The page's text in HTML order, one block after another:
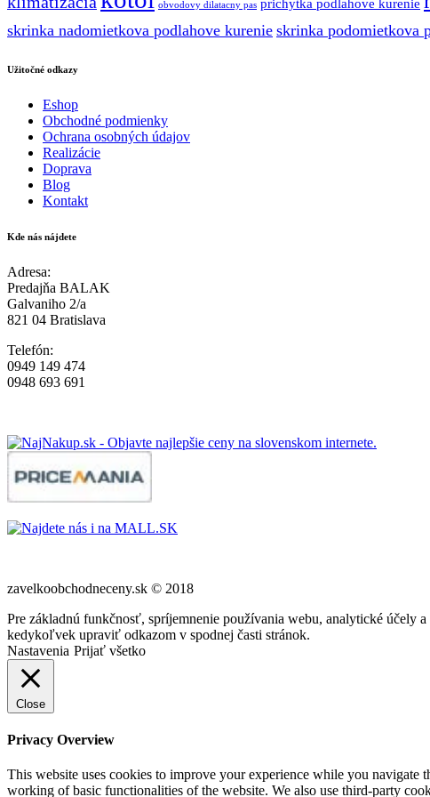
obvodovy dilatacny pas prichytka podlahove kurenie
skrinka nadomietkova podlahove kurenie skrinka podomietkova
Užitočné odkazy
Eshop
Obchodné podmienky
Ochrana osobných údajov
Realizácie
Doprava
Blog
Kontakt
Kde nás nájdete
Adresa:
Predajňa BALAK
Galvaniho 2/a
821 04 Bratislava
Telefón:
0949 149 474
0948 693 691
zavelkoobchodneceny.sk © 2018
Pre základnú funkčnosť, spríjemnenie používania webu, analytické účely
kedykoľvek upraviť odkazom v spodnej časti stránok.
Nastavenia Prijať všetko
Close
Privacy Overview
This website uses cookies to improve your experience while you navigate
working of basic functionalities of the website. We also use third-party